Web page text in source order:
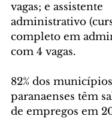
vagas; e assistente
administrativo
completo em
com 4 vagas.
82% dos municípios
paranaenses têm
de empregos em